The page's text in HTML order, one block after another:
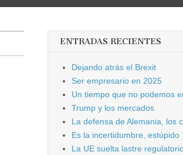
ENTRADAS RECIENTES
Dejando atrás el Brexit
Ser empresario en 2025
Un tiempo que no podemos
Trump y los mercados
La defensa de Alemania, los
Es la incertidumbre, estúpido
La UE suelta lastre